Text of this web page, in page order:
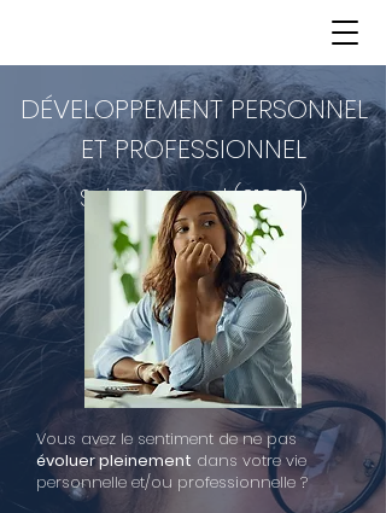
DÉVELOPPEMENT PERSONNEL
ET PROFESSIONNEL
Saint-Bernard (01600)
Vous avez le sentiment de ne pas
évoluer pleinement dans votre vie
personnelle et/ou professionnelle ?